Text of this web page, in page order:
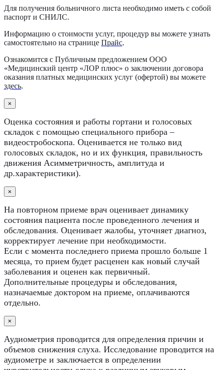
Для получения больничного листа необходимо иметь с собой
паспорт и СНИЛС.
Информацию о стоимости услуг, процедур вы можете узнать
самостоятельно на странице Прайс.
Ознакомится с Публичным предложением ООО
«Медицинский центр «ЛОР плюс» о заключении договора
оказания платных медицинских услуг (офертой) вы можете
здесь.
×
Оценка состояния и работы гортани и голосовых
складок с помощью специального прибора –
видеостробоскопа. Оценивается не только вид
голосовых складок, но и их функция, правильность
движения Асимметричность, амплитуда и
др.характеристики).
×
На повторном приеме врач оценивает динамику
состояния пациента после проведенного лечения и
обследования. Оценивает жалобы, уточняет диагноз,
корректирует лечение при необходимости.
Если с момента последнего приема прошло больше 1
месяца, то прием будет расценен как новый случай
заболевания и оценен как первичный.
Дополнительные процедуры и обследования,
назначаемые доктором на приеме, оплачиваются
отдельно.
×
Аудиометрия проводится для определения причин и
объемов снижения слуха. Исследование проводится на
аудиометре и заключается в определении